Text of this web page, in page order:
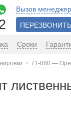
Вызов
ПЕРЕЗВОНИТЬ
Сроки
71-880 —